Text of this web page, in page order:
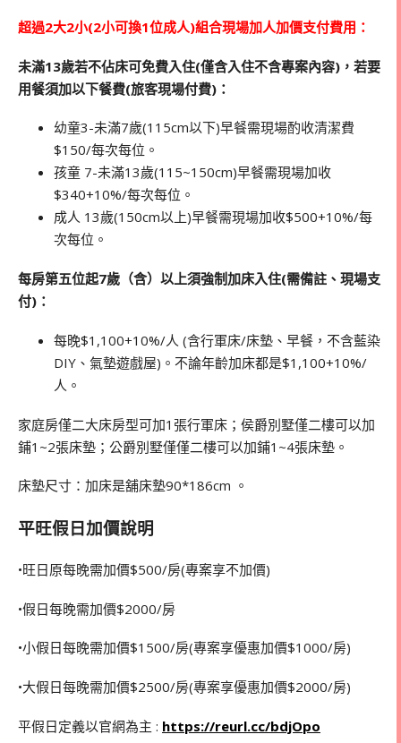
超過2大2小(2小可換1位成人)組合現場加人加價支付費用：
未滿13歲若不佔床可免費入住(僅含入住不含專案內容) ，若要
用餐須加以下餐費(旅客現場付費)：
幼童3-未滿7歲(115cm以下)早餐需現場酌收清潔費
$150/每次每位。
孩童 7-未滿13歲(115~150cm)早餐需現場加收
$340+10%/每次每位。
成人 13歲(150cm以上)早餐需現場加收$500+10%/每
次每位。
每房第五位起7歲（含）以上須強制加床入住(需備註、現場支
付)：
每晚$1,100+10%/人 (含行軍床/床墊、早餐，不含藍染
DIY、氣墊遊戲屋)。不論年齡加床都是$1,100+10%/
人。
家庭房僅二大床房型可加1張行軍床；侯爵別墅僅二樓可以加
鋪1~2張床墊；公爵別墅僅僅二樓可以加鋪1~4張床墊。
床墊尺寸：加床是舖床墊90*186cm 。
平旺假日加價說明
•旺日原每晚需加價$500/房(專案享不加價)
•假日每晚需加價$2000/房
•小假日每晚需加價$1500/房(專案享優惠加價$1000/房)
•大假日每晚需加價$2500/房(專案享優惠加價$2000/房)
平假日定義以官網為主 : https://reurl.cc/bdjOpo